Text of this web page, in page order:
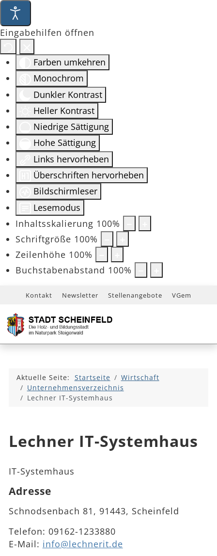
Eingabehilfen öffnen
Farben umkehren
Monochrom
Dunkler Kontrast
Heller Kontrast
Niedrige Sättigung
Hohe Sättigung
Links hervorheben
Überschriften hervorheben
Bildschirmleser
Lesemodus
Inhaltsskalierung 100%
Schriftgröße 100%
Zeilenhöhe 100%
Buchstabenabstand 100%
Kontakt Newsletter Stellenangebote VGem
Aktuelle Seite: Startseite
Wirtschaft
Unternehmensverzeichnis
Lechner IT-Systemhaus
Lechner IT-Systemhaus
IT-Systemhaus
Adresse
Schnodsenbach 81, 91443, Scheinfeld
Telefon: 09162-1233880
E-Mail: info@lechnerit.de